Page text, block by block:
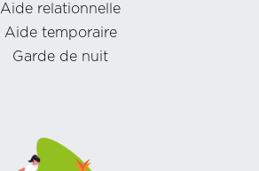
Aide relationnelle
Aide temporaire
Garde de nuit